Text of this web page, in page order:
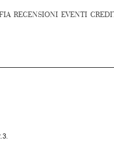
RECENSIONI EVENTI